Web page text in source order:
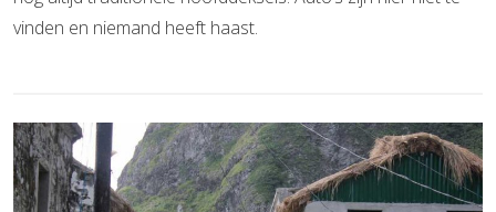
vinden en niemand heeft haast.